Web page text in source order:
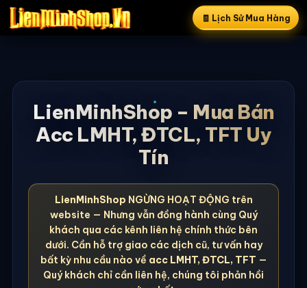
🧾 Lịch Sử Mua Hàng
LienMinhShop – Mua Bán
Acc LMHT, ĐTCL, TFT Uy
Tín
LienMinhShop NGỪNG HOẠT ĐỘNG trên
website — Nhưng vẫn đồng hành cùng Quý
khách qua các kênh liên hệ chính thức bên
dưới. Cần hỗ trợ giao các dịch cũ, tư vấn hay
bất kỳ nhu cầu nào về acc LMHT, ĐTCL, TFT —
Quý khách chỉ cần liên hệ, chúng tôi phản hồi